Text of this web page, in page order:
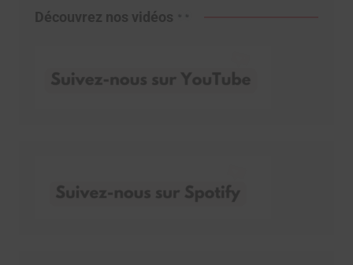
Découvrez nos vidéos